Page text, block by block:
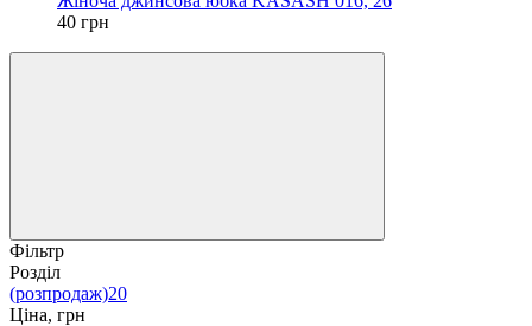
40 грн
Фільтр
Розділ
(розпродаж)20
Ціна, грн